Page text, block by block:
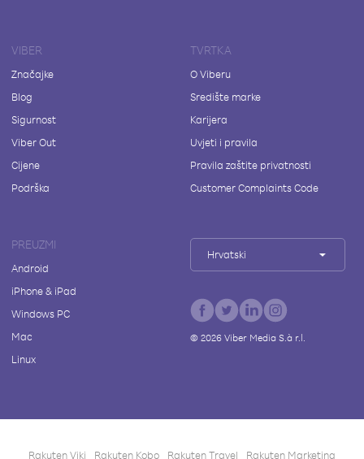
VIBER
Značajke
Blog
Sigurnost
Viber Out
Cijene
Podrška
TVRTKA
O Viberu
Središte marke
Karijera
Uvjeti i pravila
Pravila zaštite privatnosti
Customer Complaints Code
PREUZMI
Android
iPhone & iPad
Windows PC
Mac
Linux
Hrvatski
© 2026Viber Media S.à r.l.
Rakuten Viki Rakuten Kobo Rakuten Travel Rakuten Marketing